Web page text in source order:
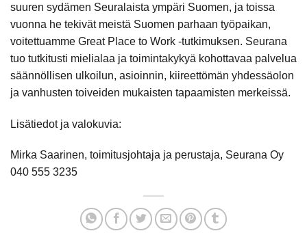
suuren sydämen Seuralaista ympäri Suomen, ja toissa
vuonna he tekivät meistä Suomen parhaan työpaikan,
voitettuamme Great Place to Work -tutkimuksen. Seurana
tuo tutkitusti mielialaa ja toimintakykyä kohottavaa palvelua
säännöllisen ulkoilun, asioinnin, kiireettömän yhdessäolon
ja vanhusten toiveiden mukaisten tapaamisten merkeissä.
Lisätiedot ja valokuvia:
Mirka Saarinen, toimitusjohtaja ja perustaja, Seurana Oy
040 555 3235